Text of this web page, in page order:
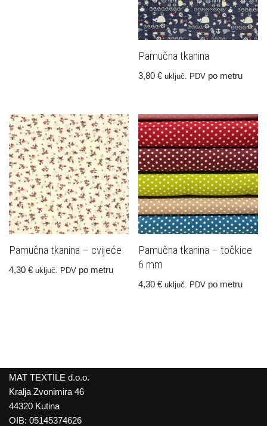
Pamučna tkanina
3,80€ uključ. PDV po metru
Pamučna tkanina – cvijeće
4,30 € uključ. PDV po metru
Pamučna tkanina – točkice
6 mm
4,30€ uključ. PDV po metru
MAT TEXTILE d.o.o.
Kralja Zvonimira 46
44320 Kutina
OIB: 05145374626